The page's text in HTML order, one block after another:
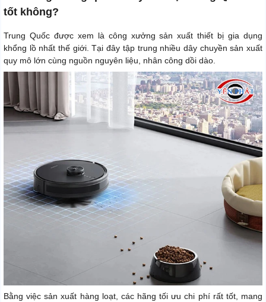
tốt không?
Trung Quốc được xem là công xưởng sản xuất thiết bị gia dụng
khổng lồ nhất thế giới. Tại đây tập trung nhiều dây chuyền sản xuất
quy mô lớn cùng nguồn nguyên liệu, nhân công dồi dào.
Bằng việc sản xuất hàng loạt, các hãng tối ưu chi phí rất tốt, mang